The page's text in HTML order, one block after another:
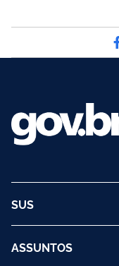
SUS
ASSUNTOS